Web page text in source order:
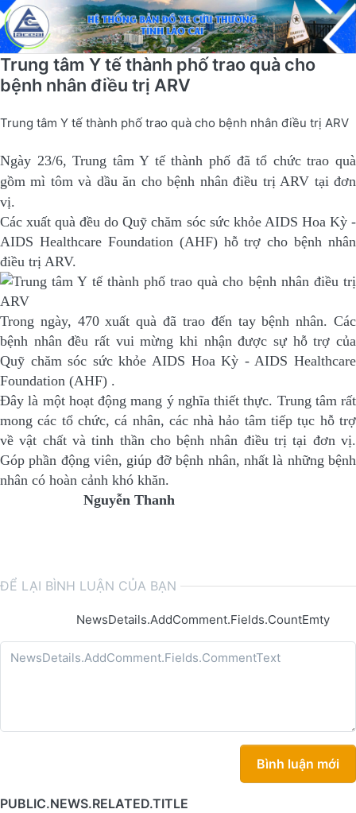
Trung tâm Y tế thành phố trao quà cho
bệnh nhân điều trị ARV
Trung tâm Y tế thành phố trao quà cho bệnh nhân điều trị ARV
Ngày 23/6, Trung tâm Y tế thành phố đã tổ chức trao quà
gồm mì tôm và dầu ăn cho bệnh nhân điều trị ARV tại đơn
vị.
Các xuất quà đều do Quỹ chăm sóc sức khỏe AIDS Hoa Kỳ -
AIDS Healthcare Foundation (AHF) hỗ trợ cho bệnh nhân
điều trị ARV.
Trong ngày, 470 xuất quà đã trao đến tay bệnh nhân. Các
bệnh nhân đều rất vui mừng khi nhận được sự hỗ trợ của
Quỹ chăm sóc sức khỏe AIDS Hoa Kỳ - AIDS Healthcare
Foundation (AHF) .
Đây là một hoạt động mang ý nghĩa thiết thực. Trung tâm rất
mong các tổ chức, cá nhân, các nhà hảo tâm tiếp tục hỗ trợ
về vật chất và tinh thần cho bệnh nhân điều trị tại đơn vị.
Góp phần động viên, giúp đỡ bệnh nhân, nhất là những bệnh
nhân có hoàn cảnh khó khăn.
Nguyễn Thanh
ĐỂ LẠI BÌNH LUẬN CỦA BẠN
NewsDetails.AddComment.Fields.CountEmty
Bình luận mới
PUBLIC.NEWS.RELATED.TITLE